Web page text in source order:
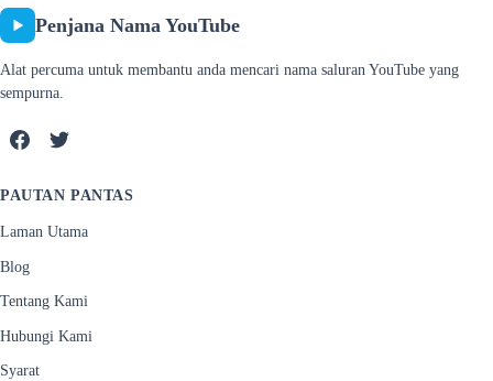
Penjana Nama YouTube
Alat percuma untuk membantu anda mencari nama saluran YouTube yang
sempurna.
PAUTAN PANTAS
Laman Utama
Blog
Tentang Kami
Hubungi Kami
Syarat